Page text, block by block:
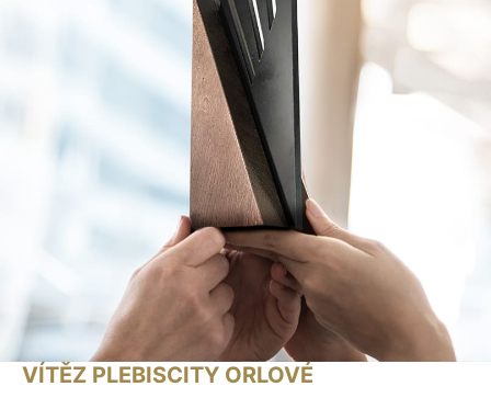
VÍTĚZ PLEBISCITY ORLOVÉ